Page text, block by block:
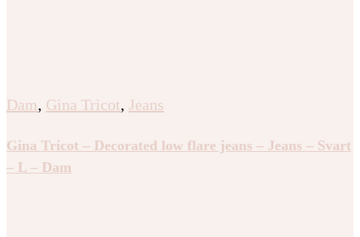
Dam, Gina Tricot, Jeans
Gina Tricot – Decorated low flare jeans – Jeans – Svart
– L – Dam